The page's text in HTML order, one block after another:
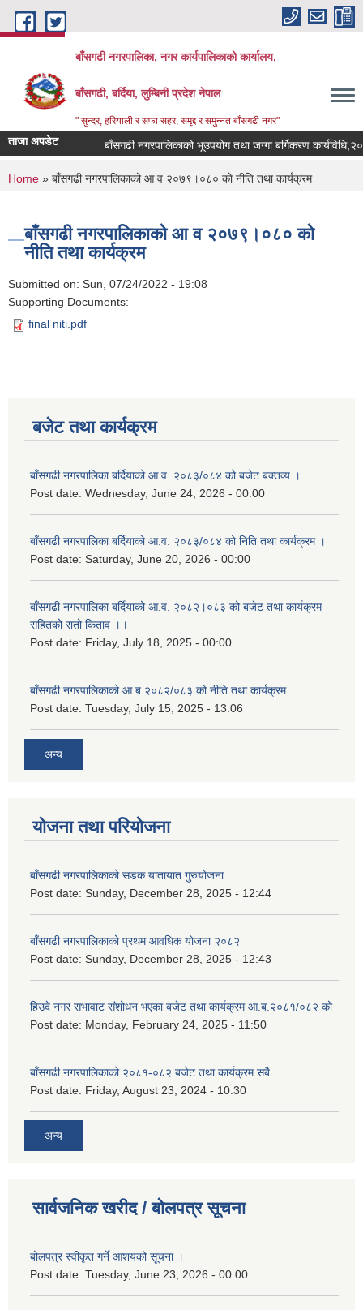
Skip to main content
बाँसगढी नगरपालिका, नगर कार्यपालिकाकाे कार्यालय,
बाँसगढी, बर्दिया, लुम्बिनी प्रदेश नेपाल
" सुन्दर, हरियाली र सफा सहर, समृद्द र समुन्नत बाँसगढी नगर"
ताजा अपडेट बाँसगढी नगरपालिकाको भूउपयोग तथा जग्गा बर्गिकरण कार्यविधि,२०८३
You are here
Home » बाँसगढी नगरपालिकाको आ व २०७९।०८० काे नीति तथा कार्यक्रम
बाँसगढी नगरपालिकाको आ व २०७९।०८० काे
नीति तथा कार्यक्रम
Submitted on: Sun, 07/24/2022 - 19:08
Supporting Documents:
final niti.pdf
बजेट तथा कार्यक्रम
बाँसगढी नगरपालिका बर्दियाको आ.व. २०८३/०८४ को बजेट बक्तव्य ।
Post date: Wednesday, June 24, 2026 - 00:00
बाँसगढी नगरपालिका बर्दियाको आ.व. २०८३/०८४ को निति तथा कार्यक्रम ।
Post date: Saturday, June 20, 2026 - 00:00
बाँसगढी नगरपालिका बर्दियाको आ.व. २०८२।०८३ को बजेट तथा कार्यक्रम
सहितको रातो किताव ।।
Post date: Friday, July 18, 2025 - 00:00
बाँसगढी नगरपालिकाको आ.ब.२०८२/०८३ को नीति तथा कार्यक्रम
Post date: Tuesday, July 15, 2025 - 13:06
अन्य
योजना तथा परियोजना
बाँसगढी नगरपालिकाको सडक यातायात गुरुयोजना
Post date: Sunday, December 28, 2025 - 12:44
बाँसगढी नगरपालिकाको प्रथम आवधिक योजना २०८२
Post date: Sunday, December 28, 2025 - 12:43
हिउदे नगर सभावाट संशोधन भएका बजेट तथा कार्यक्रम आ.ब.२०८१/०८२ को
Post date: Monday, February 24, 2025 - 11:50
बाँसगढी नगरपालिकाको २०८१-०८२ बजेट तथा कार्यक्रम सबै
Post date: Friday, August 23, 2024 - 10:30
अन्य
सार्वजनिक खरीद / बोलपत्र सूचना
बोलपत्र स्वीकृत गर्ने आशयको सूचना ।
Post date: Tuesday, June 23, 2026 - 00:00